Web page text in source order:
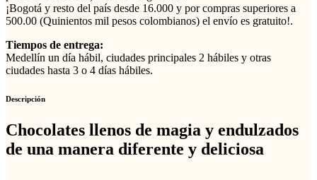
¡Bogotá y resto del país desde 16.000 y por compras superiores a
500.00 (Quinientos mil pesos colombianos) el envío es gratuito!.
Tiempos de entrega:
Medellín un día hábil, ciudades principales 2 hábiles y otras
ciudades hasta 3 o 4 días hábiles.
Descripción
Chocolates llenos de magia y endulzados
de una manera diferente y deliciosa